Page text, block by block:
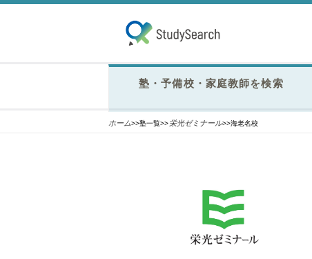
塾・予備校・家庭教師を検索
ホーム>>塾一覧>>栄光ゼミナール>>海老名校